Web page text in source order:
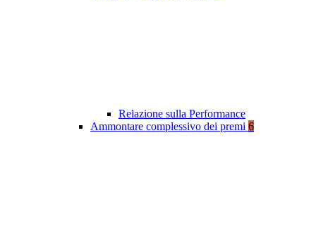
Relazione sulla Performance
Ammontare complessivo dei premi 6